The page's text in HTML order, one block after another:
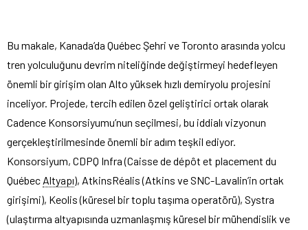
Bu makale, Kanada’da Québec Şehri ve Toronto arasında yolcu
tren yolculuğunu devrim niteliğinde değiştirmeyi hedefleyen
önemli bir girişim olan Alto yüksek hızlı demiryolu projesini
inceliyor. Projede, tercih edilen özel geliştirici ortak olarak
Cadence Konsorsiyumu’nun seçilmesi, bu iddialı vizyonun
gerçekleştirilmesinde önemli bir adım teşkil ediyor.
Konsorsiyum, CDPQ Infra (Caisse de dépôt et placement du
Québec Altyapı), AtkinsRéalis (Atkins ve SNC-Lavalin’in ortak
girişimi), Keolis (küresel bir toplu taşıma operatörü), Systra
(ulaştırma altyapısında uzmanlaşmış küresel bir mühendislik ve